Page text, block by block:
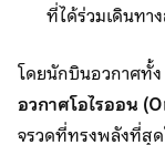
ที่ได้ร่วมเดินทา
โดยนักบินอวกาศทั้
อวกาศโอไรออน (
จรวดที่ทรงพลังที่สุด